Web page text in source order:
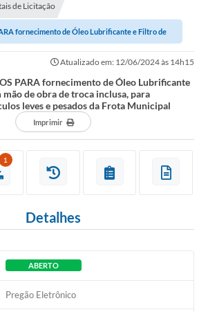
dos Profissionais da Saúde
de Licitação
fornecimento de Óleo Lubrificante e Filtro de
Atualizado em: 12/06/2024 às 14h15
PARA fornecimento de Óleo Lubrificante
de obra de troca inclusa, para
leves e pesados da Frota Municipal
Imprimir
1
Detalhes
ABERTO
Pregão Eletrônico